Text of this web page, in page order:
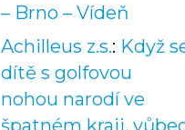
– Brno – Vídeň
Achilleus z.s.: Když
dítě s golfovou
nohou narodí ve
špatném kraji,